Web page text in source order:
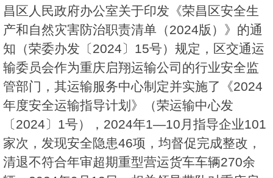
昌区人民政府办公室关于印发《荣昌区安全生
产和自然灾害防治职责清单（2024版）》的通
知（荣委办发〔2024〕15号）规定，区交通运
输委员会作为重庆启翔运输公司的行业安全监
管部门，其运输服务中心制定并实施了《2024
年度安全运输指导计划》（荣运输中心发
〔2024〕1号），2024年1—10月指导企业101
家次，发现安全隐患46项，均督促完成整改，
清退不符合年审超期重型营运货车车辆270余